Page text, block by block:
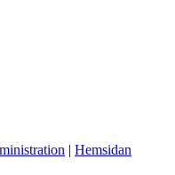
| Hemsidan